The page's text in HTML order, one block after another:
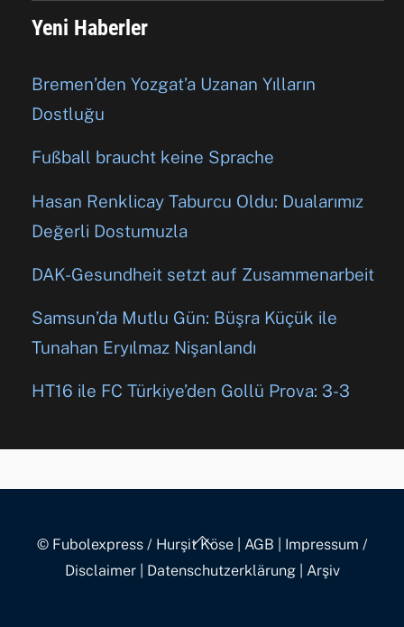
Yeni Haberler
Bremen’den Yozgat’a Uzanan Yılların
Dostluğu
Fußball braucht keine Sprache
Hasan Renklicay Taburcu Oldu: Dualarımız
Değerli Dostumuzla
DAK-Gesundheit setzt auf Zusammenarbeit
Samsun’da Mutlu Gün: Büşra Küçük ile
Tunahan Eryılmaz Nişanlandı
HT16 ile FC Türkiye’den Gollü Prova: 3-3
Back
To
© Fubolexpress / Hurşit Köse| AGB
Impressum /
Disclaimer| Datenschutzerklärung| Arşiv